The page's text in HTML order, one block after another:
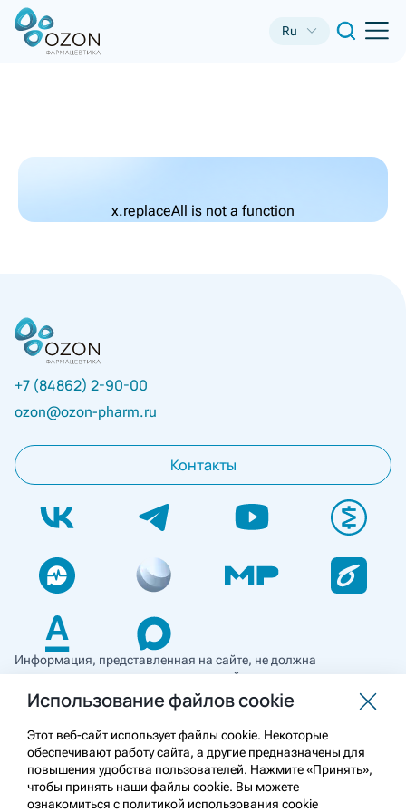
Ru
x.replaceAll is not a function
+7 (84862) 2-90-00
ozon@ozon-pharm.ru
Контакты
Информация, представленная на сайте, не должна
использоваться для самостоятельной диагностики и лечения
и не может служить заменой очной консультации врача. Перед
применением необходимо ознакомиться
с противопоказаниями препарата. Информация
о лекарственных средствах рецептурного отпуска
предназначена для медицинских и фармацевтических
работников.
Использование файлов cookie
Этот веб-сайт использует файлы cookie. Некоторые
обеспечивают работу сайта, а другие предназначены для
повышения удобства пользователей. Нажмите «Принять»,
чтобы принять наши файлы cookie. Вы можете
ознакомиться с политикой использования cookie